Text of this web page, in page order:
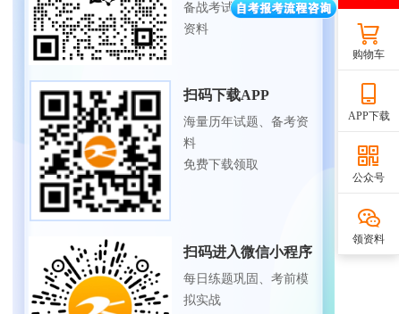
备战考试，获取试题及
资料
扫码下载APP
海量历年试题、备考资
料
免费下载领取
扫码进入微信小程序
每日练题巩固、考前模
拟实战
购物车
APP下载
公众号
领资料